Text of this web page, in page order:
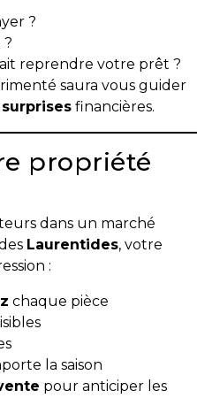
?
reprendre votre prêt ?
saura vous guider
financières.
propriété
dans un marché
Laurentides, votre
:
chaque pièce
la saison
pour anticiper les